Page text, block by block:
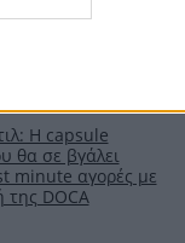
Η capsule
θα σε βγάλει
minute αγορές με
DOCA